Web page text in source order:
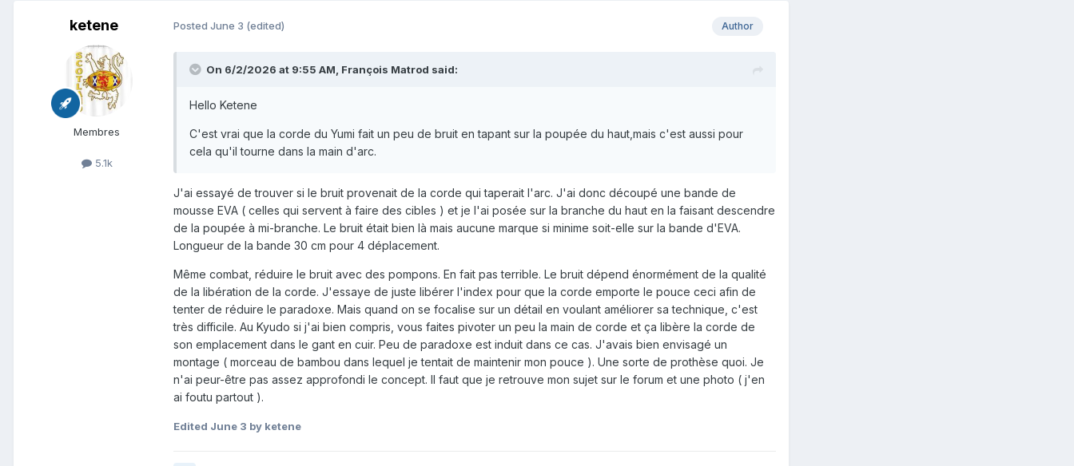
ketene
Membres
5.1k
Author
Posted June 3 (edited)
On 6/2/2026 at 9:55 AM, François Matrod said:
Hello Ketene
C'est vrai que la corde du Yumi fait un peu de bruit en tapant sur la poupée du haut,mais c'est aussi pour
cela qu'il tourne dans la main d'arc.
J'ai essayé de trouver si le bruit provenait de la corde qui taperait l'arc. J'ai donc découpé une bande de
mousse EVA ( celles qui servent à faire des cibles ) et je l'ai posée sur la branche du haut en la faisant descendre
de la poupée à mi-branche. Le bruit était bien là mais aucune marque si minime soit-elle sur la bande d'EVA.
Longueur de la bande 30 cm pour 4 déplacement.
Même combat, réduire le bruit avec des pompons. En fait pas terrible. Le bruit dépend énormément de la qualité
de la libération de la corde. J'essaye de juste libérer l'index pour que la corde emporte le pouce ceci afin de
tenter de réduire le paradoxe. Mais quand on se focalise sur un détail en voulant améliorer sa technique, c'est
très difficile. Au Kyudo si j'ai bien compris, vous faites pivoter un peu la main de corde et ça libère la corde de
son emplacement dans le gant en cuir. Peu de paradoxe est induit dans ce cas. J'avais bien envisagé un
montage ( morceau de bambou dans lequel je tentait de maintenir mon pouce ). Une sorte de prothèse quoi. Je
n'ai peur-être pas assez approfondi le concept. Il faut que je retrouve mon sujet sur le forum et une photo ( j'en
ai foutu partout ).
Edited June 3 by ketene